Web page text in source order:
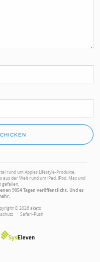
rund um Apples Lifestyle-Produkte.
der Welt rund um iPad, iPod, Mac und
gefallen.
9054 Tagen veröffentlicht. Und es
© 2026 aketo
· Safari-Push